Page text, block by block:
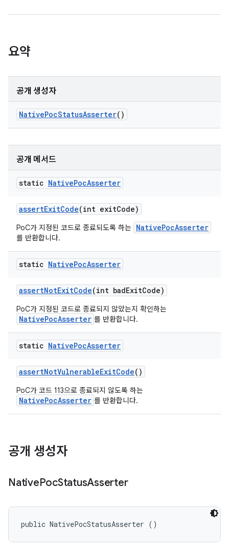
요약
공개 생성자
NativePocStatusAsserter()
공개 메서드
static NativePocAsserter
assertExitCode(int exitCode)
PoC가 지정된 코드로 종료되도록 하는 NativePocAsserter
를 반환합니다.
static NativePocAsserter
assertNotExitCode(int badExitCode)
PoC가 지정된 코드로 종료되지 않았는지 확인하는
NativePocAsserter 를 반환합니다.
static NativePocAsserter
assertNotVulnerableExitCode()
PoC가 코드 113으로 종료되지 않도록 하는
NativePocAsserter 를 반환합니다.
공개 생성자
NativePocStatusAsserter
public NativePocStatusAsserter ()